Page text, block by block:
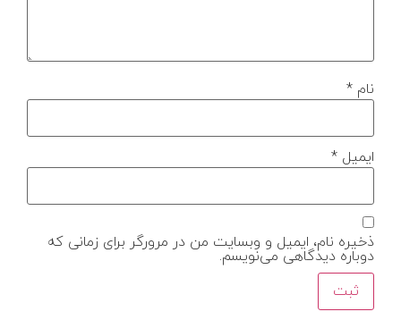
نام *
ایمیل *
ذخیره نام، ایمیل و وبسایت من در مرورگر برای زمانی که
دوباره دیدگاهی می‌نویسم.